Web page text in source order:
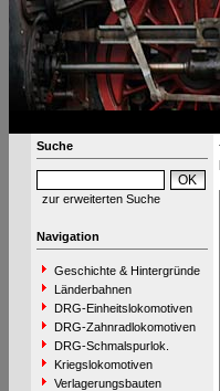
Suche
zur erweiterten Suche
Navigation
Geschichte & Hintergründe
Länderbahnen
DRG-Einheitslokomotiven
DRG-Zahnradlokomotiven
DRG-Schmalspurlok.
Kriegslokomotiven
Verlagerungsbauten